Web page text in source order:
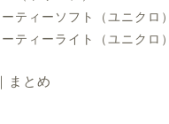
ティーソフト（ユニクロ）
ティーライト（ユニクロ）
まとめ